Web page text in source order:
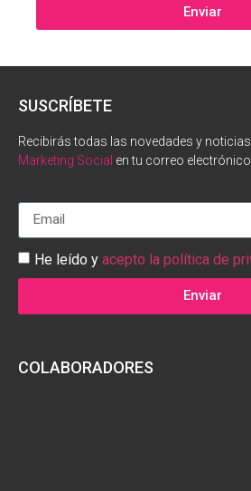
Enviar
SUSCRÍBETE
Recibirás todas las novedades y
Marketing Social en tu correo
He leído y acepto la política de
Enviar
COLABORADORES